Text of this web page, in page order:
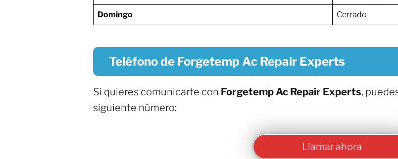
Domingo Cerrado
Teléfono de Forgetemp Ac Repair Experts
Si quieres comunicarte con Forgetemp Ac Repair Experts,
siguiente número:
Llamar ahora